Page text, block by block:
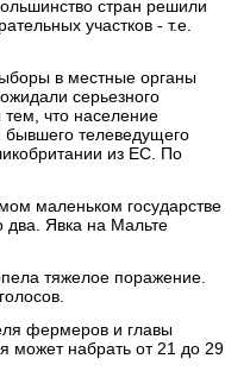
стран решили
участков - т.е.
в местные органы
серьезного
тем, что население
бывшего телеведущего
из ЕС. По
маленьком государстве
два. Явка на Мальте
тяжелое поражение.
фермеров и главы
может набрать от 21 до 29